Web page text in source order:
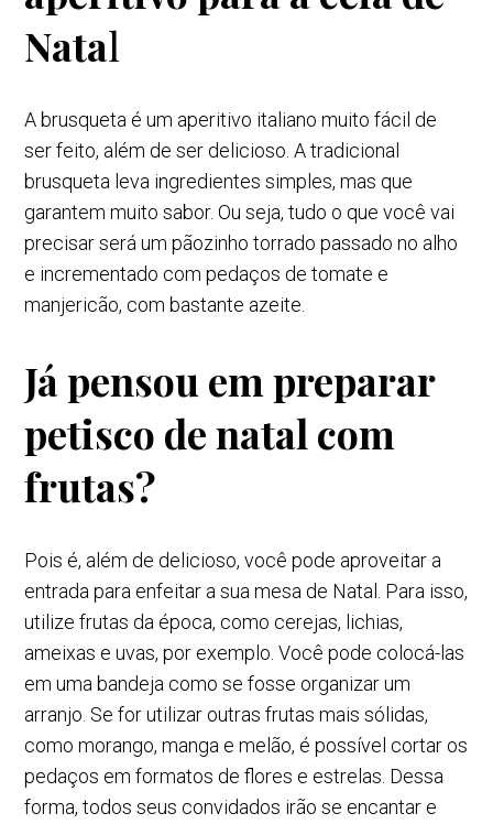
Natal
A brusqueta é um aperitivo italiano muito fácil de
ser feito, além de ser delicioso. A tradicional
brusqueta leva ingredientes simples, mas que
garantem muito sabor. Ou seja, tudo o que você vai
precisar será um pãozinho torrado passado no alho
e incrementado com pedaços de tomate e
manjericão, com bastante azeite.
Já pensou em preparar
petisco de natal com
frutas?
Pois é, além de delicioso, você pode aproveitar a
entrada para enfeitar a sua mesa de Natal. Para isso,
utilize frutas da época, como cerejas, lichias,
ameixas e uvas, por exemplo. Você pode colocá-las
em uma bandeja como se fosse organizar um
arranjo. Se for utilizar outras frutas mais sólidas,
como morango, manga e melão, é possível cortar os
pedaços em formatos de flores e estrelas. Dessa
forma, todos seus convidados irão se encantar e